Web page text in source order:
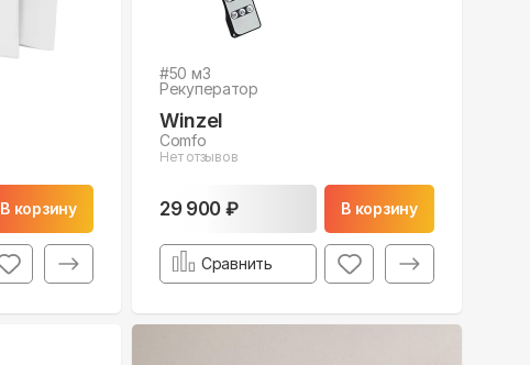
В корзину
#50 м3
Рекуператор
Winzel
Comfo
Нет отзывов
29 900 ₽ В корзину
Сравнить